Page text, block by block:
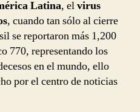
Latina, elvirus
, cuando tan sólo al cierre
se reportaron más 1,200
770, representando los
en el mundo, ello
por el centro de noticias